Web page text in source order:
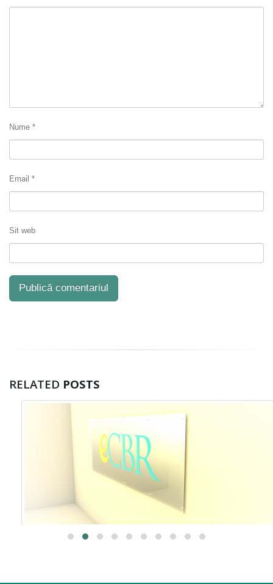
Nume *
Email *
Sit web
RELATED POSTS